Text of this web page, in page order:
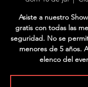
Asiste a nuestro
gratis con todas las
seguridad. No se
menores de 5 años.
elenco del